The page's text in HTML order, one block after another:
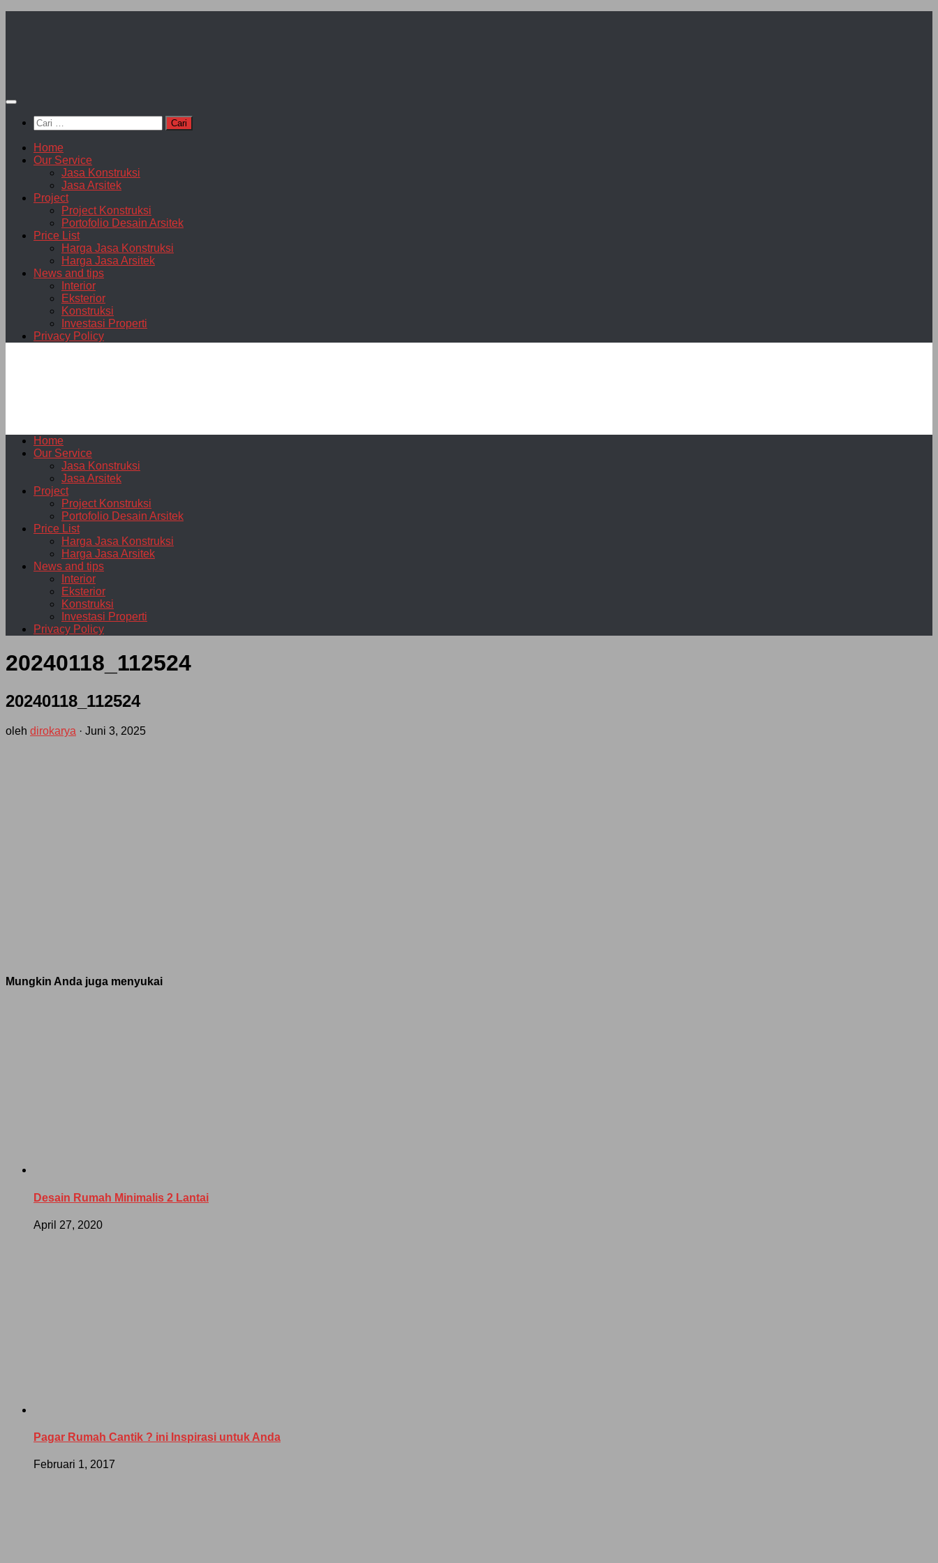
Cari
untuk:
Home
Our Service
Jasa Konstruksi
Jasa Arsitek
Project
Project Konstruksi
Portofolio Desain Arsitek
Price List
Harga Jasa Konstruksi
Harga Jasa Arsitek
News and tips
Interior
Eksterior
Konstruksi
Investasi Properti
Privacy Policy
Home
Our Service
Jasa Konstruksi
Jasa Arsitek
Project
Project Konstruksi
Portofolio Desain Arsitek
Price List
Harga Jasa Konstruksi
Harga Jasa Arsitek
News and tips
Interior
Eksterior
Konstruksi
Investasi Properti
Privacy Policy
20240118_112524
20240118_112524
oleh dirokarya · Juni 3, 2025
Mungkin Anda juga menyukai
Desain Rumah Minimalis 2 Lantai
April 27, 2020
Pagar Rumah Cantik ? ini Inspirasi untuk Anda
Februari 1, 2017